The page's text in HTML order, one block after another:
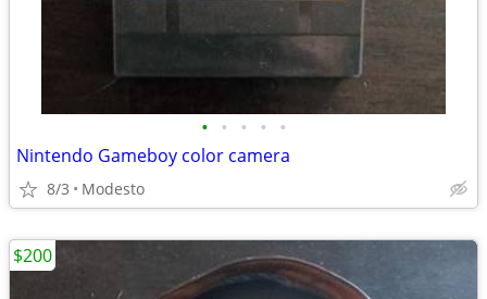
• • • • •
Nintendo Gameboy color camera
8/3 Modesto
$200